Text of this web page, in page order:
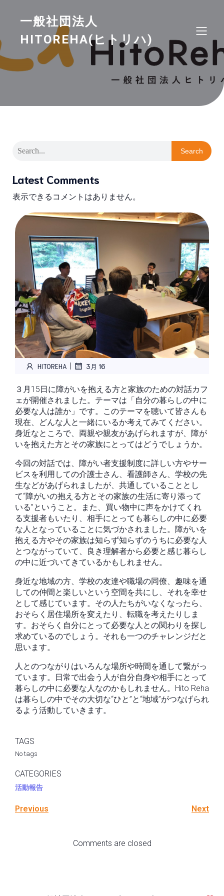
一般社団法人
HITOREHA(ヒトリハ)
Search
Latest Comments
表示できるコメントはありません。
HITOREHA | 3月 16
３月15日に障がいを抱える方と家族のための対話カフ
ェが開催されました。テーマは「自分の暮らしの中に
必要な人は誰か」です。このテーマを聴いて皆さんも
現在、どんな人と一緒にいるか考えてみてください。
身近なところで、両親や親友があげられますが、障が
いを抱えた方とその家族にとってはどうでしょうか。
今回の対話では、障がい者支援制度に詳しい方やサー
ビスを利用しての介護士さん、看護師さん、学校の先
生などがあげられましたが、共通していることとし
て“障がいの抱える方とその家族の生活に寄り添って
いる”ということ。また、買い物中に声をかけてくれ
る支援者もいたり、相手にとっても暮らしの中に必要
な人となっていることに気づかされました。障がいを
抱える方やその家族は知らず知らずのうちに必要な人
とつながっていて、良き理解者から必要と感じ暮らし
の中に近づいてきているかもしれません。
身近な地域の方、学校の友達や職場の同僚、趣味を通
しての仲間と楽しいという空間を共にし、それを幸せ
として感じています。その人たちがいなくなったら、
おそらく居住場所を変えたり、転職を考えたりしま
す。おそらく自分にとって必要な人との関わりを探し
求めているのでしょう。それも一つのチャレンジだと
思います。
人とのつながりはいろんな場所や時間を通して繋がっ
ています。日常で出会う人が自分自身や相手にとって
暮らしの中に必要な人なのかもしれません。Hito Reha
は暮らしの中でその大切な“ひと”と“地域”がつなげられ
るよう活動していきます。
TAGS
No tags
CATEGORIES
活動報告
Previous Next
Comments are closed